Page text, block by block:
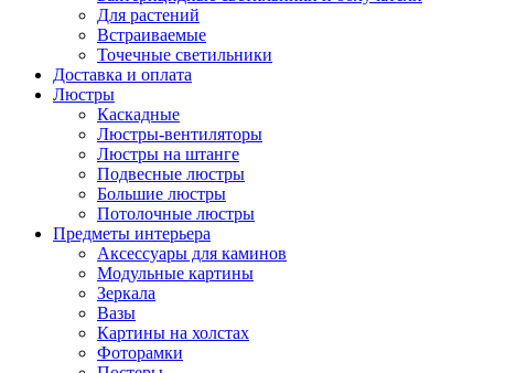
Для растений
Встраиваемые
Точечные светильники
Доставка и оплата
Люстры
Каскадные
Люстры-вентиляторы
Люстры на штанге
Подвесные люстры
Большие люстры
Потолочные люстры
Предметы интерьера
Аксессуары для каминов
Модульные картины
Зеркала
Вазы
Картины на холстах
Фоторамки